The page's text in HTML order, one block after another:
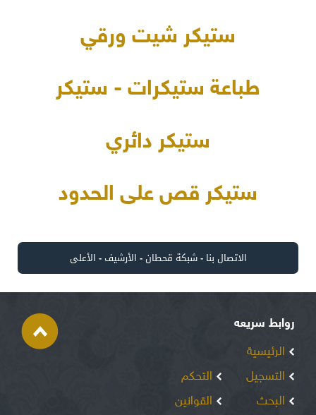
ستيكر شيت ورقي
طباعة ستيكرات - ستيكر
ستيكر دائري
ستيكر قص على الحدود
الاتصال بنا -شبكة قحطان- الأرشيف- الأعلى
روابط سريعه
الرئيسية
التسجيل
البحث
التحكم
القوانين